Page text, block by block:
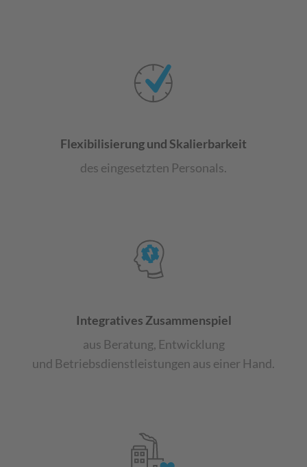
Flexibilisierung und Skalierbarkeit
des eingesetzten Personals​.
Integratives Zusammenspiel
aus Beratung, Entwicklung
und Betriebsdienstleistungen aus einer Hand​.